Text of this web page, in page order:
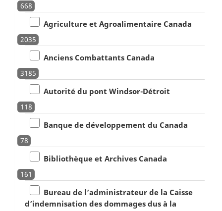
668
Agriculture et Agroalimentaire Canada
2035
Anciens Combattants Canada
3185
Autorité du pont Windsor-Détroit
118
Banque de développement du Canada
78
Bibliothèque et Archives Canada
161
Bureau de l’administrateur de la Caisse
d’indemnisation des dommages dus à la